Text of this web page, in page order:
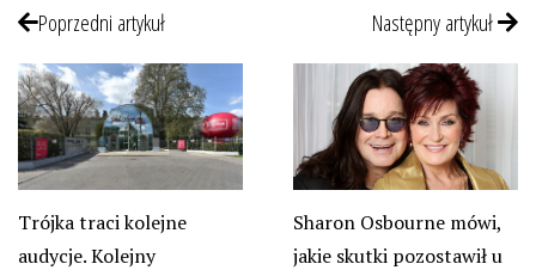
Poprzedni artykuł
Trójka traci kolejne
audycje. Kolejny
Następny artykuł
Sharon Osbourne mówi,
jakie skutki pozostawił u